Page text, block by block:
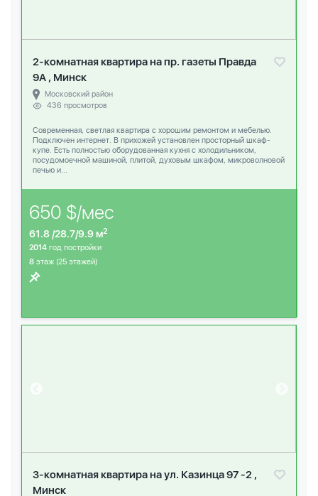
2-комнатная квартира на пр. газеты Правда
9А , Минск
Московский район
436 просмотров
Современная, светлая квартира с хорошим ремонтом и мебелью.
Подключен интернет. В прихожей установлен просторный шкаф-
купе. Есть полностью оборудованная кухня с холодильником,
посудомоечной машиной, плитой, духовым шкафом, микроволновой
печью и...
650 $/мес
61.8 /28.7/9.9 м2
2014 год постройки
8 этаж (25 этажей)
3-комнатная квартира на ул. Казинца 97 -2 ,
Минск